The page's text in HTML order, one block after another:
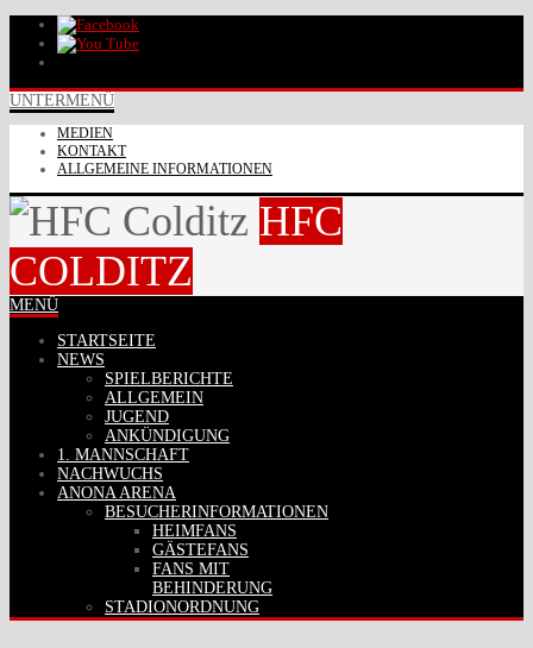
UNTERMENÜ
MEDIEN
KONTAKT
ALLGEMEINE INFORMATIONEN
HFC
COLDITZ
MENÜ
STARTSEITE
NEWS
SPIELBERICHTE
ALLGEMEIN
JUGEND
ANKÜNDIGUNG
1. MANNSCHAFT
NACHWUCHS
ANONA ARENA
BESUCHERINFORMATIONEN
HEIMFANS
GÄSTEFANS
FANS MIT
BEHINDERUNG
STADIONORDNUNG